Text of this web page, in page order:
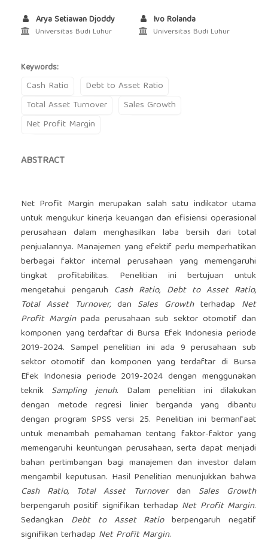
Arya Setiawan Djoddy
Universitas Budi Luhur
Ivo Rolanda
Universitas Budi Luhur
Keywords:
Cash Ratio
Debt to Asset Ratio
Total Asset Turnover
Sales Growth
Net Profit Margin
ABSTRACT
Net Profit Margin merupakan salah satu indikator utama
untuk mengukur kinerja keuangan dan efisiensi operasional
perusahaan dalam menghasilkan laba bersih dari total
penjualannya. Manajemen yang efektif perlu memperhatikan
berbagai faktor internal perusahaan yang memengaruhi
tingkat profitabilitas. Penelitian ini bertujuan untuk
mengetahui pengaruh Cash Ratio, Debt to Asset Ratio,
Total Asset Turnover, dan Sales Growthterhadap Net
Profit Marginpada perusahaan sub sektor otomotif dan
komponen yang terdaftar di Bursa Efek Indonesia periode
2019-2024. Sampel penelitian ini ada 9 perusahaan sub
sektor otomotif dan komponen yang terdaftar di Bursa
Efek Indonesia periode 2019-2024 dengan menggunakan
teknik Sampling jenuh. Dalam penelitian ini dilakukan
dengan metode regresi linier berganda yang dibantu
dengan program SPSS versi 25. Penelitian ini bermanfaat
untuk menambah pemahaman tentang faktor-faktor yang
memengaruhi keuntungan perusahaan, serta dapat menjadi
bahan pertimbangan bagi manajemen dan investor dalam
mengambil keputusan. Hasil Penelitian menunjukkan bahwa
Cash Ratio, Total Asset Turnoverdan Sales Growth
berpengaruh positif signifikan terhadap Net Profit Margin.
Sedangkan Debt to Asset Ratioberpengaruh negatif
signifikan terhadap Net Profit Margin.